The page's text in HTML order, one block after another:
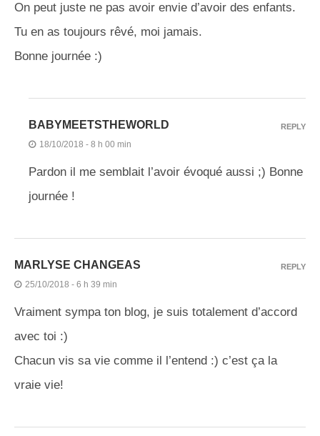
On peut juste ne pas avoir envie d’avoir des enfants.
Tu en as toujours rêvé, moi jamais.
Bonne journée :)
BABYMEETSTHEWORLD
18/10/2018 - 8 h 00 min
Pardon il me semblait l’avoir évoqué aussi ;) Bonne
journée !
REPLY
MARLYSE CHANGEAS
25/10/2018 - 6 h 39 min
Vraiment sympa ton blog, je suis totalement d’accord
avec toi :)
Chacun vis sa vie comme il l’entend :) c’est ça la
vraie vie!
REPLY